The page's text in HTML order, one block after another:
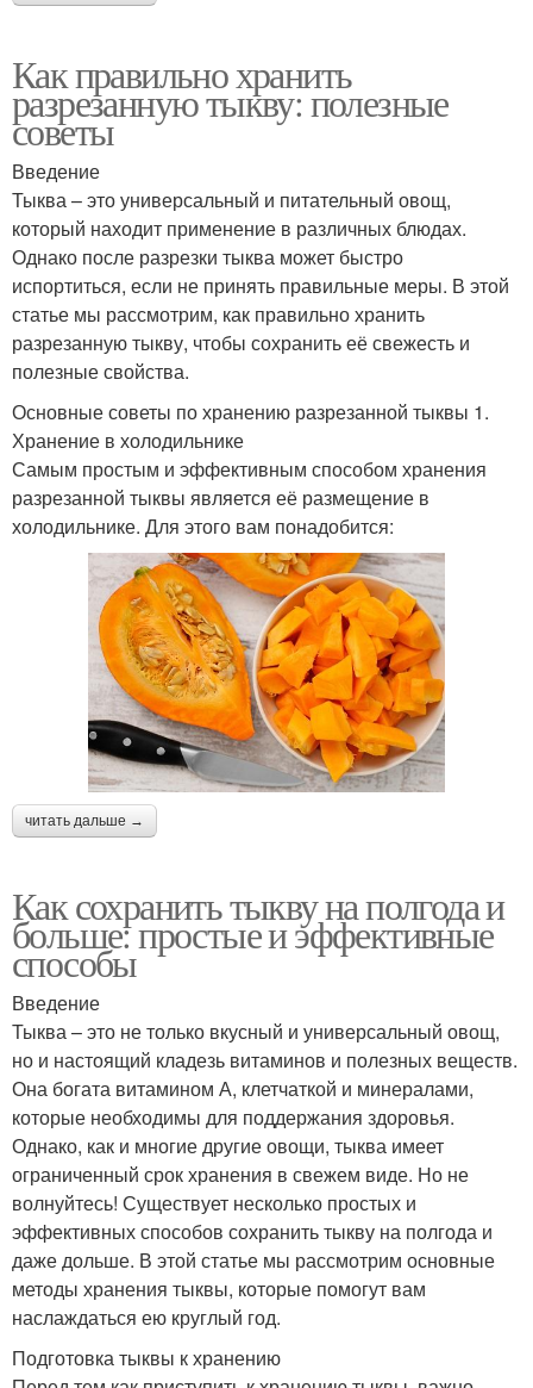
Как правильно хранить
разрезанную тыкву: полезные
советы
Введение
Тыква – это универсальный и питательный овощ,
который находит применение в различных блюдах.
Однако после разрезки тыква может быстро
испортиться, если не принять правильные меры. В этой
статье мы рассмотрим, как правильно хранить
разрезанную тыкву, чтобы сохранить её свежесть и
полезные свойства.
Основные советы по хранению разрезанной тыквы 1.
Хранение в холодильнике
Самым простым и эффективным способом хранения
разрезанной тыквы является её размещение в
холодильнике. Для этого вам понадобится:
читать дальше →
Как сохранить тыкву на полгода и
больше: простые и эффективные
способы
Введение
Тыква – это не только вкусный и универсальный овощ,
но и настоящий кладезь витаминов и полезных веществ.
Она богата витамином А, клетчаткой и минералами,
которые необходимы для поддержания здоровья.
Однако, как и многие другие овощи, тыква имеет
ограниченный срок хранения в свежем виде. Но не
волнуйтесь! Существует несколько простых и
эффективных способов сохранить тыкву на полгода и
даже дольше. В этой статье мы рассмотрим основные
методы хранения тыквы, которые помогут вам
наслаждаться ею круглый год.
Подготовка тыквы к хранению